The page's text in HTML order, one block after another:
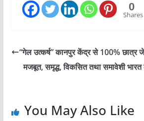
0
Shares
“गेल उत्कर्ष” कानपुर केंद्र से 100% छात्र
मजबूत, समृद्ध, विकसित तथा समावेशी भारत
You May Also Like